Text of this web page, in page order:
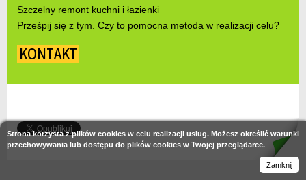
Szczelny remont kuchni i łazienki
Prześpij się z tym. Czy to pomocna metoda w realizacji celu?
KONTAKT
Strona korzysta z plików cookies w celu realizacji usług. Możesz określić warunki
przechowywania lub dostępu do plików cookies w Twojej przeglądarce.
Zamknij